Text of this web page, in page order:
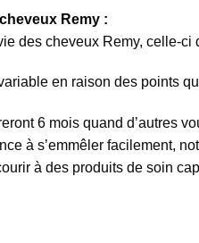
Remy :
des cheveux Remy, celle-ci
en raison des points
6 mois quand d’autres
à s’emmêler facilement,
à des produits de soin